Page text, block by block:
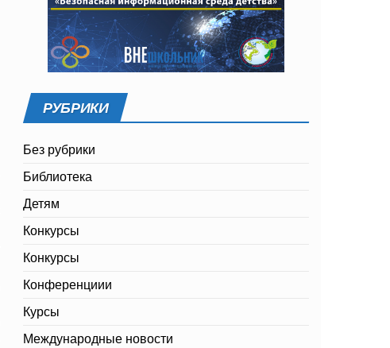
РУБРИКИ
Без рубрики
Библиотека
Детям
Конкурсы
Конкурсы
Конференциии
Курсы
Международные новости